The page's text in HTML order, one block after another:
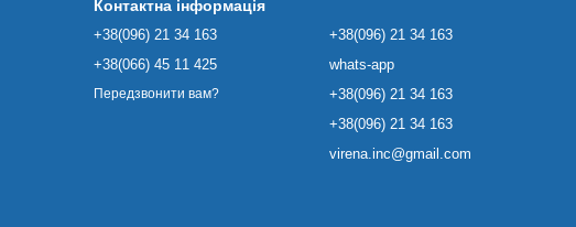
Контактна інформація
+38(096) 21 34 163
+38(066) 45 11 425
Передзвонити вам?
+38(096) 21 34 163
whats-app
+38(096) 21 34 163
+38(096) 21 34 163
virena.inc@gmail.com